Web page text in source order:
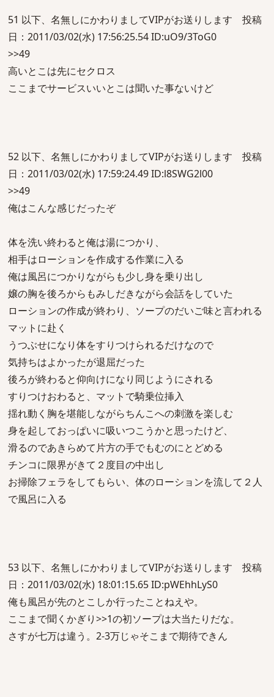
51 以下、名無しにかわりましてVIPがお送りします 投稿
日：2011/03/02(水) 17:56:25.54 ID:uO9/3ToG0
>>49
高いとこは先にセクロス
ここまでサービスいいとこは聞いた事ないけど
52 以下、名無しにかわりましてVIPがお送りします 投稿
日：2011/03/02(水) 17:59:24.49 ID:l8SWG2l00
>>49
俺はこんな感じだったぞ
体を洗い終わると俺は湯につかり、
相手はローションを作成する作業に入る
俺は風呂につかりながらも少し身を乗り出し
嬢の胸を後ろからもみしだきながら会話をしていた
ローションの作成が終わり、ソープのだいご味と言われる
マットに赴く
うつぶせになり体をすりつけられるだけなので
気持ちはよかったが退屈だった
後ろが終わると仰向けになり同じようにされる
すりつけおわると、マットで騎乗位挿入
揺れ動く胸を堪能しながらちんこへの刺激を楽しむ
身を起しておっぱいに吸いつこうかと思ったけど、
滑るのであきらめて片方の手でもむのにとどめる
チンコに限界がきて２度目の中出し
お掃除フェラをしてもらい、体のローションを流して２人
で風呂に入る
53 以下、名無しにかわりましてVIPがお送りします 投稿
日：2011/03/02(水) 18:01:15.65 ID:pWEhhLyS0
俺も風呂が先のとこしか行ったことねえや。
ここまで聞くかぎり>>1の初ソープは大当たりだな。
さすが七万は違う。2-3万じゃそこまで期待できん